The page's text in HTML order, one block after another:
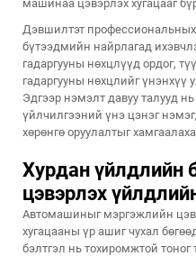
машинаа цэвэрлэх хугацааг
Дэвшилтэт
бүтээдмийн найрлагад
гадаргууны нөхцлүүд ордог,
гадаргууны нөхцлийг
Эдгээр нэмэлт давуу талууд
үйлчилгээний үнэ цэнэг
хөрөнгө оруулалтыг
Хурдан үйлдлийн
цэвэрлэх
Автомашиныг мэргэжлийн
хугацааны үр ашиг чухал
бэлтгэл нь тохиромжтой